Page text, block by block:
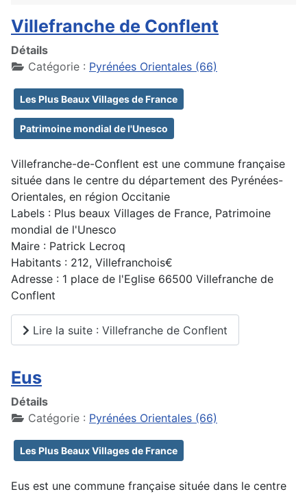
Villefranche de Conflent
Détails
Catégorie : Pyrénées Orientales (66)
Les Plus Beaux Villages de France
Patrimoine mondial de l'Unesco
Villefranche-de-Conflent est une commune française
située dans le centre du département des Pyrénées-
Orientales, en région Occitanie
Labels : Plus beaux Villages de France, Patrimoine
mondial de l'Unesco
Maire : Patrick Lecroq
Habitants : 212, Villefranchois€
Adresse : 1 place de l'Eglise 66500 Villefranche de
Conflent
Lire la suite : Villefranche de Conflent
Eus
Détails
Catégorie : Pyrénées Orientales (66)
Les Plus Beaux Villages de France
Eus est une commune française située dans le centre